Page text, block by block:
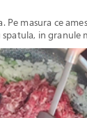
Pe masura ce
in granule